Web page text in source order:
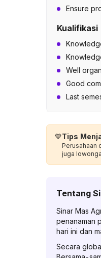
Ensure
Kualifikasi
Well
Good
Last
💙Tips
Perusahaan
juga
Tentang
Sinar Mas
penanaman
hari ini dan
Secara